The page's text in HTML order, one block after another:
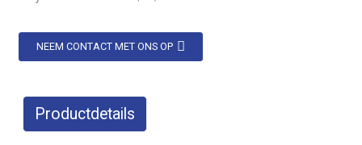
NEEM CONTACT MET ONS OP
Productdetails